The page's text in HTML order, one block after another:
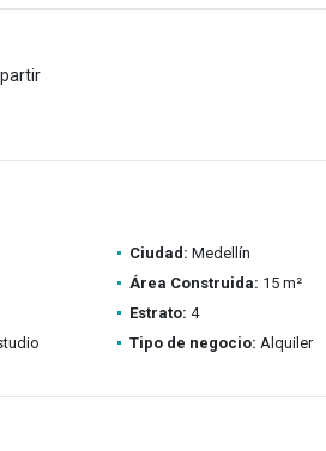
Ciudad: Medellín
Área Construida: 15 m²
Estrato: 4
Tipo de negocio: Alquiler